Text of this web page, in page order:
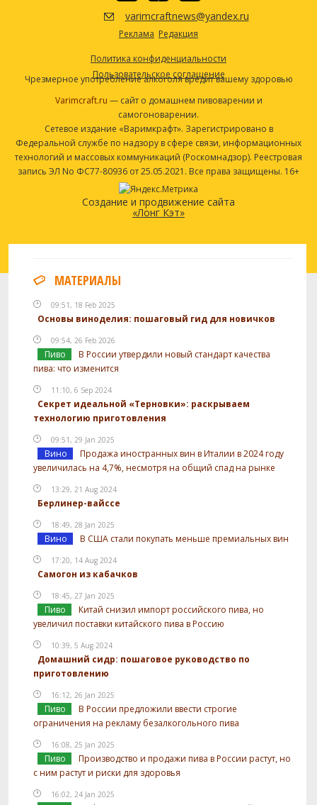
varimcraftnews@yandex.ru
Реклама Редакция
Политика конфиденциальности
Пользовательское соглашение
Чрезмерное употребление алкоголя вредит вашему здоровью
Varimcraft.ru — сайт о домашнем пивоварении и
самогоноварении.
Сетевое издание «Варимкрафт». Зарегистрировано в
Федеральной службе по надзору в сфере связи, информационных
технологий и массовых коммуникаций (Роскомнадзор). Реестровая
запись ЭЛ No ФС77-80936 от 25.05.2021. Все права защищены. 16+
Создание и продвижение сайта
«Лонг Кэт»
МАТЕРИАЛЫ
09:51, 18 Feb 2025
Основы виноделия: пошаговый гид для новичков
09:54, 26 Feb 2026
Пиво
В России утвердили новый стандарт качества
пива: что изменится
11:10, 6 Sep 2024
Секрет идеальной «Терновки»: раскрываем
технологию приготовления
09:51, 29 Jan 2025
Вино
Продажа иностранных вин в Италии в 2024 году
увеличилась на 4,7%, несмотря на общий спад на рынке
13:29, 21 Aug 2024
Берлинер-вайссе
18:49, 28 Jan 2025
Вино В США стали покупать меньше премиальных вин
17:20, 14 Aug 2024
Самогон из кабачков
18:45, 27 Jan 2025
Пиво
Китай снизил импорт российского пива, но
увеличил поставки китайского пива в Россию
10:39, 5 Aug 2024
Домашний сидр: пошаговое руководство по
приготовлению
16:12, 26 Jan 2025
Пиво
В России предложили ввести строгие
ограничения на рекламу безалкогольного пива
16:08, 25 Jan 2025
Пиво
Производство и продажи пива в России растут, но
с ним растут и риски для здоровья
16:02, 24 Jan 2025